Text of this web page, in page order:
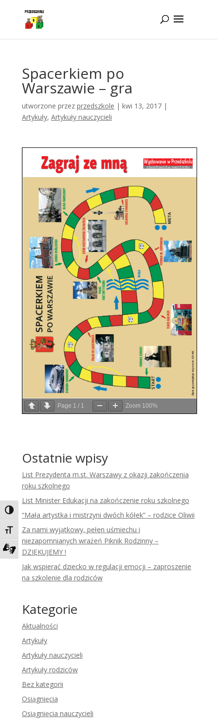
Toggle High Contrast
Toggle Font size
Zadzwoń do tłumacza języka migowego
Spacerkiem po
Warszawie – gra
utworzone przez przedszkole | kwi 13, 2017|
Artykuły, Artykuły nauczycieli
Page 1 / 1 Zoom 100%
Ostatnie wpisy
List Prezydenta m.st. Warszawy z okazji zakończenia
roku szkolnego
List Minister Edukacji na zakończenie roku szkolnego
“Mała artystka i mistrzyni dwóch kółek” – rodzice Oliwii
Za nami wyjątkowy, pełen uśmiechu i
niezapomnianych wrażeń Piknik Rodzinny –
DZIĘKUJEMY !
Jak wspierać dziecko w regulacji emocji – zaproszenie
na szkolenie dla rodziców
Kategorie
Aktualności
Artykuły
Artykuły nauczycieli
Artykuły rodziców
Bez kategorii
Osiągnięcia
Osiągnięcia nauczycieli